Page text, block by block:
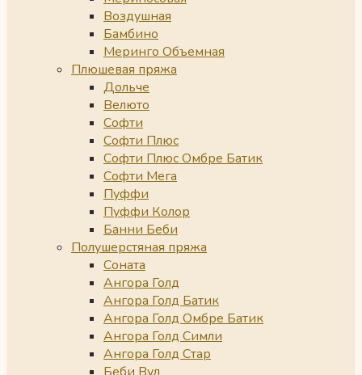
Воздушная
Бамбино
Меринго Объемная
Плюшевая пряжа
Дольче
Велюто
Софти
Софти Плюс
Софти Плюс Омбре Батик
Софти Мега
Пуффи
Пуффи Колор
Банни Беби
Полушерстяная пряжа
Соната
Ангора Голд
Ангора Голд Батик
Ангора Голд Омбре Батик
Ангора Голд Симли
Ангора Голд Стар